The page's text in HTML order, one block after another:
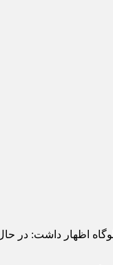
اظهار داشت: ‌در